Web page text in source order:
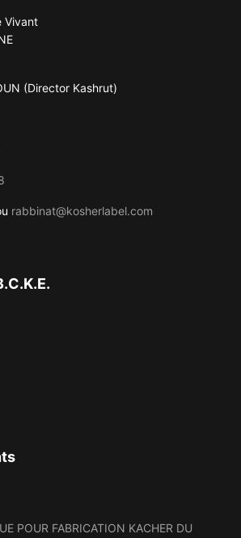
Vivant
(Director Kashrut)
rabbinat@kosherlabel.com
POUR FABRICATION KACHER DU